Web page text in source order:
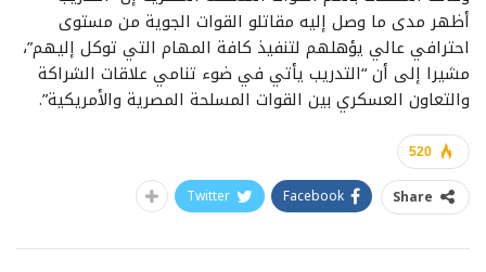
أظهر مدى ما وصل إليه مقاتلو القوات الجوية من مستوى
احترافي عالي يؤهلهم لتنفيذ كافة المهام التي توكل إليهم”،
مشيرا إلى أن “التدريب يأتي في ضوء تنامي علاقات الشراكة
والتعاون العسكري بين القوات المسلحة المصرية والأمريكية”.
520
Share
Facebook
Twitter